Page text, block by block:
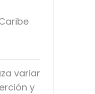
variar
y